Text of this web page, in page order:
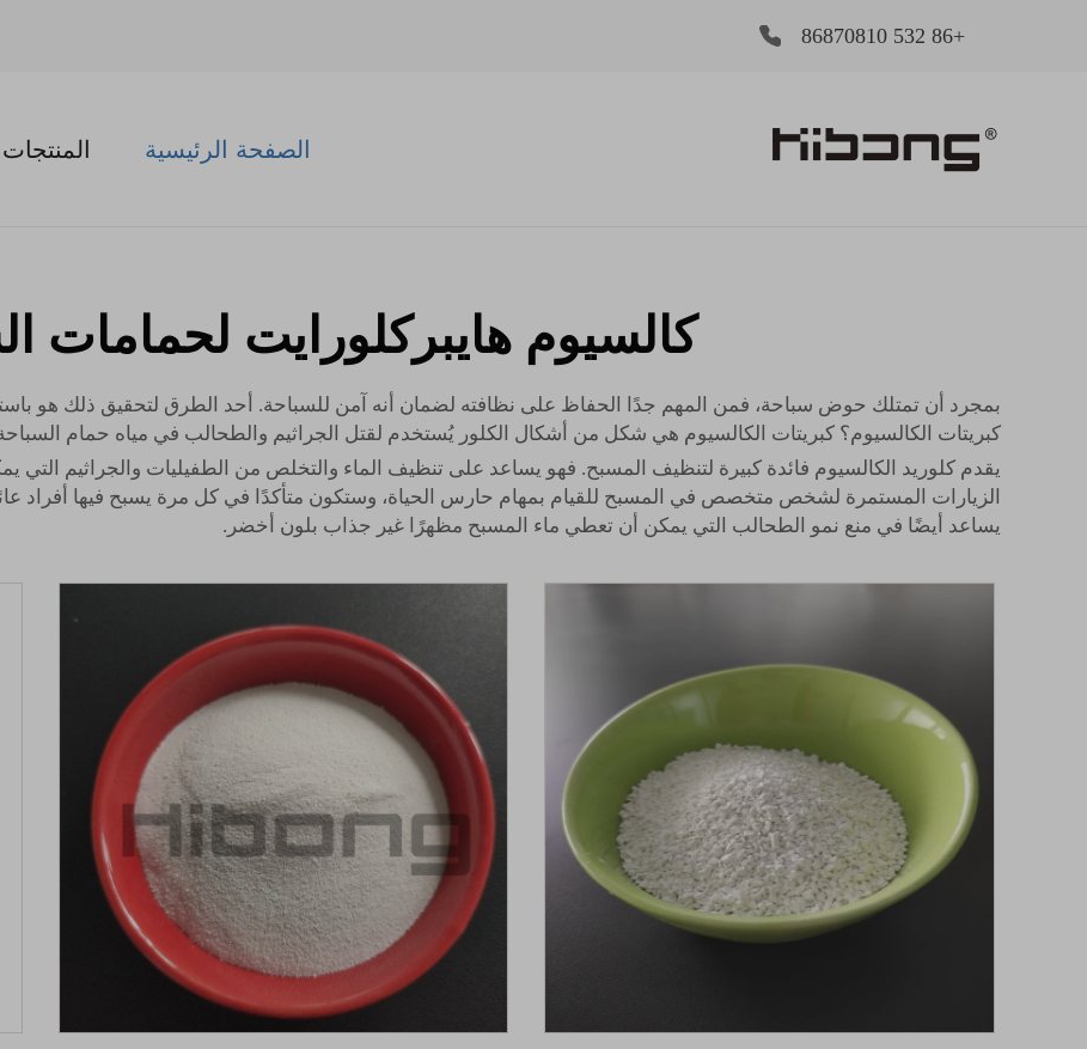
+86 532 86870810
الصفحة الرئيسية المنتجات
كالسيوم هايبركلورايت لحمامات
بمجرد أن تمتلك حوض سباحة، فمن المهم جدًا الحفاظ على نظافته لضمان أنه آمن للسباحة. أحد الطرق لتحقيق ذلك هو
كبريتات الكالسيوم؟ كبريتات الكالسيوم هي شكل من أشكال الكلور يُستخدم لقتل الجراثيم والطحالب في مياه حمام
يقدم كلوريد الكالسيوم فائدة كبيرة لتنظيف المسبح. فهو يساعد على تنظيف الماء والتخلص من الطفيليات والجراثيم
الزيارات المستمرة لشخص متخصص في المسبح للقيام بمهام حارس الحياة، وستكون متأكدًا في كل مرة يسبح فيها أفراد
يساعد أيضًا في منع نمو الطحالب التي يمكن أن تعطي ماء المسبح مظهرًا غير جذاب بلون أخضر.